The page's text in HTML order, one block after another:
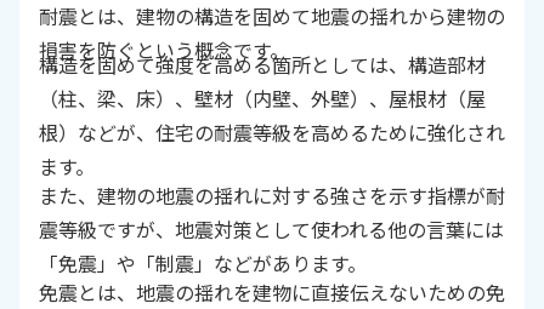
耐震とは、建物の構造を固めて地震の揺れから建物の
損害を防ぐという概念です。
構造を固めて強度を高める箇所としては、構造部材
（柱、梁、床）、壁材（内壁、外壁）、屋根材（屋
根）などが、住宅の耐震等級を高めるために強化され
ます。
また、建物の地震の揺れに対する強さを示す指標が耐
震等級ですが、地震対策として使われる他の言葉には
「免震」や「制震」などがあります。
免震とは、地震の揺れを建物に直接伝えないための免